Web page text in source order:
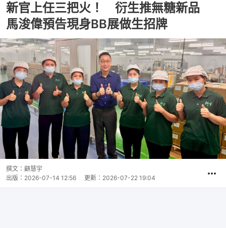
新官上任三把火！ 衍生推無糖新品
馬浚偉預告現身BB展做生招牌
撰文： 顧慧宇
出版： 2026-07-14 12:56 更新： 2026-07-22 19:04